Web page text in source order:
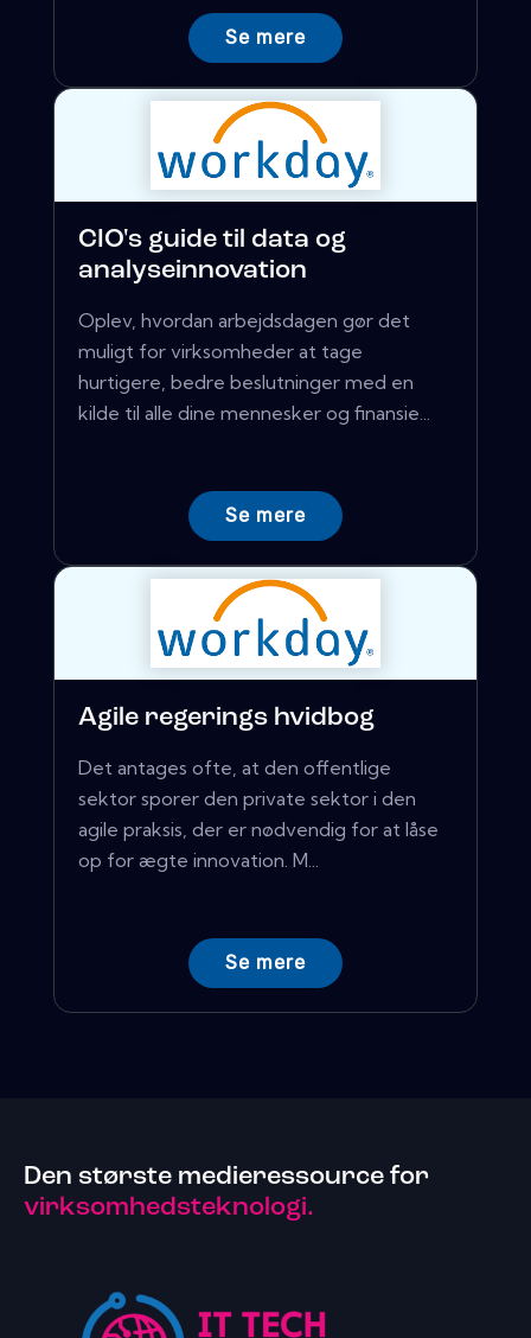
Se mere
CIO's guide til data og
analyseinnovation
Oplev, hvordan arbejdsdagen gør det
muligt for virksomheder at tage
hurtigere, bedre beslutninger med en
kilde til alle dine mennesker og finansie...
Se mere
Agile regerings hvidbog
Det antages ofte, at den offentlige
sektor sporer den private sektor i den
agile praksis, der er nødvendig for at låse
op for ægte innovation. M...
Se mere
Den største medieressource for
virksomhedsteknologi.